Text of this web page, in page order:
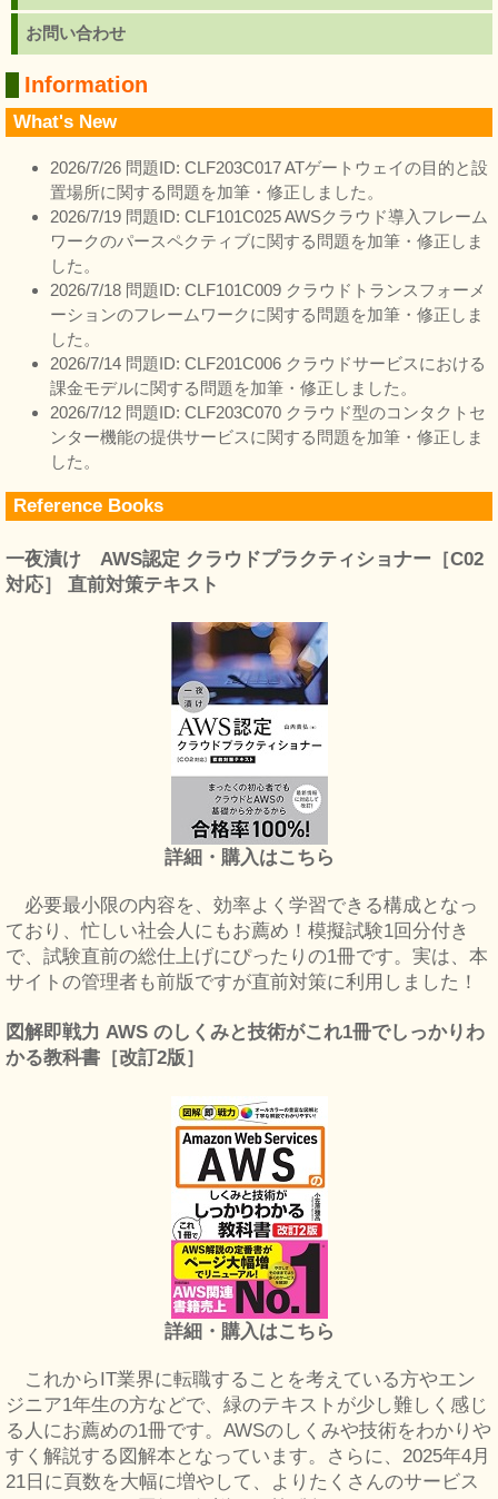
お問い合わせ
Information
What's New
2026/7/26 問題ID: CLF203C017 ATゲートウェイの目的と設
置場所に関する問題を加筆・修正しました。
2026/7/19 問題ID: CLF101C025 AWSクラウド導入フレーム
ワークのパースペクティブに関する問題を加筆・修正しま
した。
2026/7/18 問題ID: CLF101C009 クラウドトランスフォーメ
ーションのフレームワークに関する問題を加筆・修正しま
した。
2026/7/14 問題ID: CLF201C006 クラウドサービスにおける
課金モデルに関する問題を加筆・修正しました。
2026/7/12 問題ID: CLF203C070 クラウド型のコンタクトセ
ンター機能の提供サービスに関する問題を加筆・修正しま
した。
Reference Books
一夜漬け AWS認定 クラウドプラクティショナー［C02
対応］ 直前対策テキスト
詳細・購入はこちら
必要最小限の内容を、効率よく学習できる構成となっ
ており、忙しい社会人にもお薦め！模擬試験1回分付き
で、試験直前の総仕上げにぴったりの1冊です。実は、本
サイトの管理者も前版ですが直前対策に利用しました！
図解即戦力 AWS のしくみと技術がこれ1冊でしっかりわ
かる教科書［改訂2版］
詳細・購入はこちら
これからIT業界に転職することを考えている方やエン
ジニア1年生の方などで、緑のテキストが少し難しく感じ
る人にお薦めの1冊です。AWSのしくみや技術をわかりや
すく解説する図解本となっています。さらに、2025年4月
21日に頁数を大幅に増やして、よりたくさんのサービス